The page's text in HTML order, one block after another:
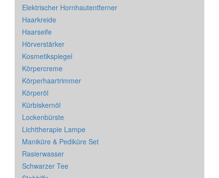
Elektrischer Hornhautentferner
Haarkreide
Haarseife
Hörverstärker
Kosmetikspiegel
Körpercreme
Körperhaartrimmer
Körperöl
Kürbiskernöl
Lockenbürste
Lichttherapie Lampe
Maniküre & Pediküre Set
Rasierwasser
Schwarzer Tee